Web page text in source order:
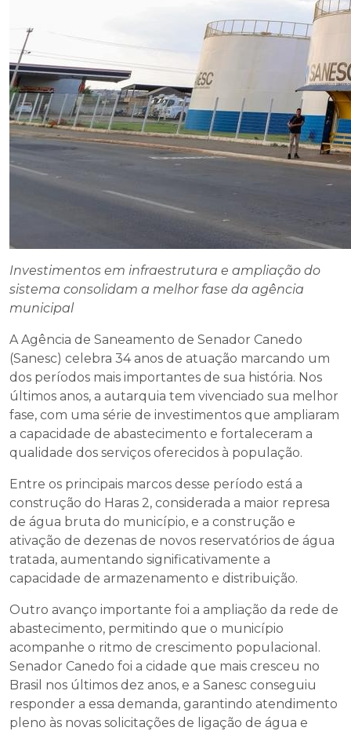
Investimentos em infraestrutura e ampliação do
sistema consolidam a melhor fase da agência
municipal
A Agência de Saneamento de Senador Canedo
(Sanesc) celebra 34 anos de atuação marcando um
dos períodos mais importantes de sua história. Nos
últimos anos, a autarquia tem vivenciado sua melhor
fase, com uma série de investimentos que ampliaram
a capacidade de abastecimento e fortaleceram a
qualidade dos serviços oferecidos à população.
Entre os principais marcos desse período está a
construção do Haras 2, considerada a maior represa
de água bruta do município, e a construção e
ativação de dezenas de novos reservatórios de água
tratada, aumentando significativamente a
capacidade de armazenamento e distribuição.
Outro avanço importante foi a ampliação da rede de
abastecimento, permitindo que o município
acompanhe o ritmo de crescimento populacional.
Senador Canedo foi a cidade que mais cresceu no
Brasil nos últimos dez anos, e a Sanesc conseguiu
responder a essa demanda, garantindo atendimento
pleno às novas solicitações de ligação de água e